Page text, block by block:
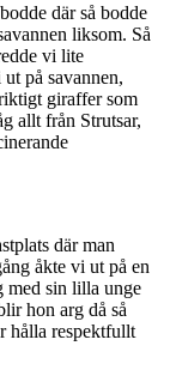
där så bodde
liksom. Så
vi lite
på savannen,
giraffer som
allt från Strutsar,
där man
åkte vi ut på en
med sin lilla unge
hon arg då så
hålla respektfullt